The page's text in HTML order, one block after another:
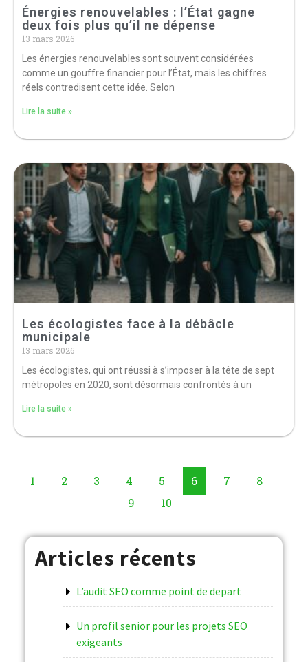
Énergies renouvelables : l’État gagne
deux fois plus qu’il ne dépense
13 mars 2026
Les énergies renouvelables sont souvent considérées
comme un gouffre financier pour l’État, mais les chiffres
réels contredisent cette idée. Selon
Lire la suite »
Les écologistes face à la débâcle
municipale
13 mars 2026
Les écologistes, qui ont réussi à s’imposer à la tête de sept
métropoles en 2020, sont désormais confrontés à un
Lire la suite »
1 2 3 4 5 6 7
8
9
10
Articles récents
L’audit SEO comme point de depart
Un profil senior pour les projets SEO
exigeants